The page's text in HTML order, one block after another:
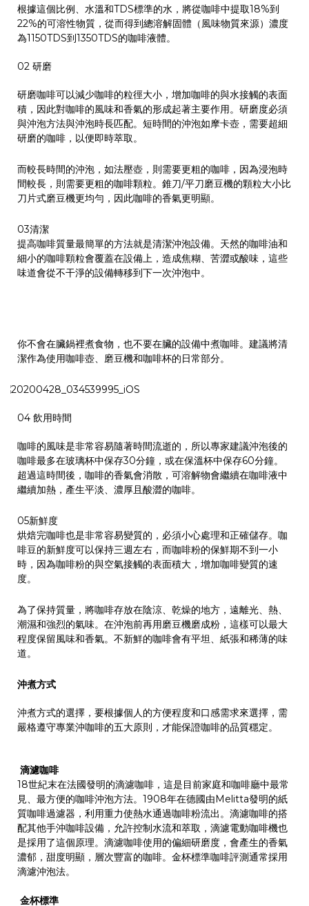
根據這個比例、水溫和TDS標準的水，將從咖啡中提取18%到
22%的可溶性物質，從而得到總溶解固體（風味物質來源）濃度
為1150TDS到1350TDS的咖啡液體。
02 研磨
研磨咖啡可以減少咖啡的粒徑大小，增加咖啡的與水接觸的表面
積，因此對咖啡的風味和香氣的形成起著主要作用。研磨度必須
與沖泡方法與沖泡時長匹配。 短時間的沖泡如摩卡壺，需要超細
研磨的咖啡，以便即時萃取。
而較長時間的沖泡，如法壓壺，則需要更粗的咖啡，因為浸泡時
間較長，則需要更粗的咖啡顆粒。錐刀/平刀磨豆機的顆粒大小比
刀片式磨豆機更均勻，因此咖啡的香氣更明顯。
03清潔
提高咖啡質量最簡單的方法就是清潔沖泡設備。天然的咖啡油和
細小的咖啡顆粒會覆蓋在設備上，造成焦糊、苦澀或酸味，這些
味道會從不干淨的設備轉移到下一次沖泡中。
你不會在臟鍋裡煮食物，也不要在臟的設備中煮咖啡。建議將清
潔作為使用咖啡壺、磨豆機和咖啡杯的日常部分。
04 飲用時間
咖啡的風味是非常容易隨著時間流逝的，所以專家建議沖泡後的
咖啡最多在玻璃杯中保存30分鐘，或在保溫杯中保存60分鐘。
超過這時間後，咖啡的香氣會消散，可溶解物會繼續在咖啡液中
繼續加熱，產生平淡、濃厚且酸澀的咖啡。
05新鮮度
烘焙完咖啡也是非常容易變質的，必須小心處理和正確儲存。咖
啡豆的新鮮度可以保持三週左右，而咖啡粉的保鮮期不到一小
時，因為咖啡粉的與空氣接觸的表面積大，增加咖啡變質的速
度。
為了保持質量，將咖啡存放在陰涼、乾燥的地方，遠離光、熱、
潮濕和強烈的氣味。在沖泡前再用磨豆機磨成粉，這樣可以最大
程度保留風味和香氣。不新鮮的咖啡會有平坦、紙張和稀薄的味
道。
沖煮方式
沖煮方式的選擇，要根據個人的方便程度和口感需求來選擇，需
嚴格遵守專業沖咖啡的五大原則，才能保證咖啡的品質穩定。
滴濾咖啡
18世紀末在法國發明的滴濾咖啡，這是目前家庭和咖啡廳中最常
見、最方便的咖啡沖泡方法。1908年在德國由Melitta發明的紙
質咖啡過濾器，利用重力使熱水通過咖啡粉流出。滴濾咖啡的搭
配其他手沖咖啡設備，允許控制水流和萃取，滴濾電動咖啡機也
是採用了這個原理。滴濾咖啡使用的偏細研磨度，會產生的香氣
濃郁，甜度明顯，層次豐富的咖啡。金杯標準咖啡評測通常採用
滴濾沖泡法。
金杯標準